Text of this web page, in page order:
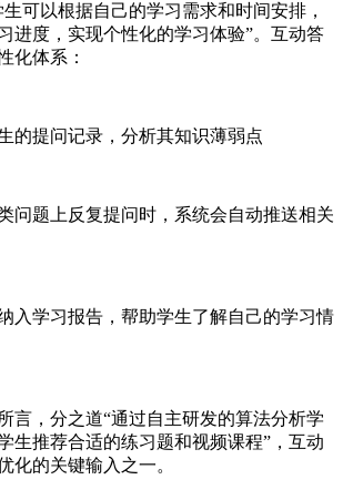
可以根据自己的学习需求和时间安排，
进度，实现个性化的学习体验”。互动答
化体系：
的提问记录，分析其知识薄弱点
问题上反复提问时，系统会自动推送相关
入学习报告，帮助学生了解自己的学习情
言，分之道“通过自主研发的算法分析学
生推荐合适的练习题和视频课程”，互动
化的关键输入之一。